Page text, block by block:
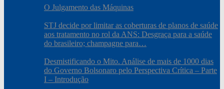
O Julgamento das Máquinas
STJ decide por limitar as coberturas de planos de saúde
aos tratamento no rol da ANS: Desgraça para a saúde
do brasileiro; champagne para…
Desmistificando o Mito. Análise de mais de 1000 dias
do Governo Bolsonaro pelo Perspectiva Crítica – Parte
I – Introdução